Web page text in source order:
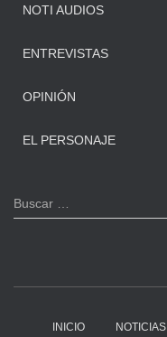
NOTI AUDIOS
ENTREVISTAS
OPINIÓN
EL PERSONAJE
B
u
Buscar …
INICIO NOTICIAS